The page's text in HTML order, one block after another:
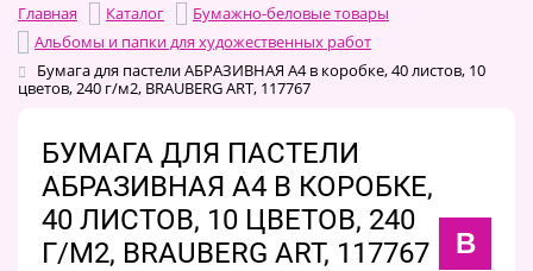
Главная Каталог
Бумажно-беловые товары
Альбомы и папки для художественных работ
Бумага для пастели АБРАЗИВНАЯ А4 в коробке, 40 листов, 10
цветов, 240 г/м2, BRAUBERG ART, 117767
БУМАГА ДЛЯ ПАСТЕЛИ
АБРАЗИВНАЯ А4 В КОРОБКЕ,
40 ЛИСТОВ, 10 ЦВЕТОВ, 240
Г/М2, BRAUBERG ART, 117767
B